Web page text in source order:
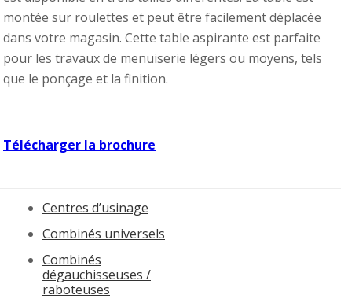
montée sur roulettes et peut être facilement déplacée
dans votre magasin. Cette table aspirante est parfaite
pour les travaux de menuiserie légers ou moyens, tels
que le ponçage et la finition.
Télécharger la brochure
Centres d’usinage
Combinés universels
Combinés
dégauchisseuses /
raboteuses